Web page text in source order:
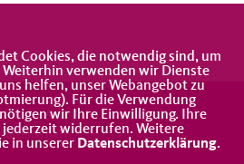
die Arbeit der Frauen Union
Cookies, die notwendig sind, um
Weiterhin verwenden wir Dienste
helfen, unser Webangebot zu
Für die Verwendung
wir Ihre Einwilligung. Ihre
jederzeit widerrufen. Weitere
in unserer Datenschutzerklärung.